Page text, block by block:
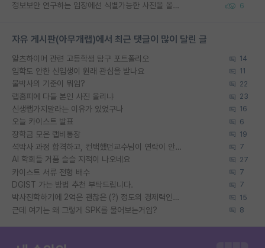
정보보안 연구하는 입장에선 식별가능한 사진을 올리는건 비추이긴함 6
자유 게시판(아무개랩)에서 최근 댓글이 많이 달린 글
알츠하이머 관련 고등학생 탐구 포트폴리오 14
입학도 안한 신입생이 원래 관심을 받나요 11
물박사의 기준이 뭐임? 22
랩홈피에 다들 본인 사진 올리냐 23
신생랩가지말라는 이유가 있었구나 16
오늘 카이스트 발표 6
장학금 모은 랩비통장 19
석박사 과정 합격하고, 컨택했던교수님이 연락이 안됩니다... 7
AI 학회들 거품 슬슬 지적이 나오네요 27
카이스트 서류 전형 배수 7
DGIST 가는 방법 추천 부탁드립니다. 7
박사진학하기에 2억은 괜찮은 (?) 정도의 경제력인가요 15
근데 여기는 왜 그렇게 SPK를 물어보는거임? 8